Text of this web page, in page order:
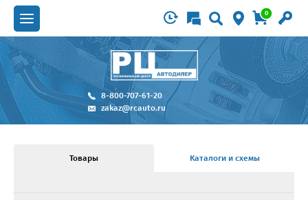
0
8-800-707-61-20
zakaz@rcauto.ru
Товары Каталоги и схемы